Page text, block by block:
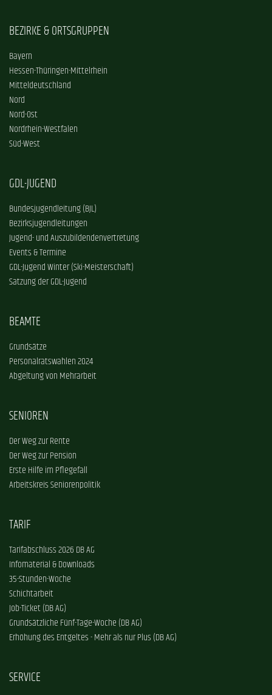
BEZIRKE & ORTSGRUPPEN
Bayern
Hessen-Thüringen-Mittelrhein
Mitteldeutschland
Nord
Nord-Ost
Nordrhein-Westfalen
Süd-West
GDL-JUGEND
Bundesjugendleitung (BJL)
Bezirksjugendleitungen
Jugend- und Auszubildendenvertretung
Events & Termine
GDL-Jugend Winter (Ski-Meisterschaft)
Satzung der GDL-Jugend
BEAMTE
Grundsätze
Personalratswahlen 2024
Abgeltung von Mehrarbeit
SENIOREN
Der Weg zur Rente
Der Weg zur Pension
Erste Hilfe im Pflegefall
Arbeitskreis Seniorenpolitik
TARIF
Tarifabschluss 2026 DB AG
Infomaterial & Downloads
35-Stunden-Woche
Schichtarbeit
Job-Ticket (DB AG)
Grundsätzliche Fünf-Tage-Woche (DB AG)
Erhöhung des Entgeltes - Mehr als nur Plus (DB AG)
SERVICE